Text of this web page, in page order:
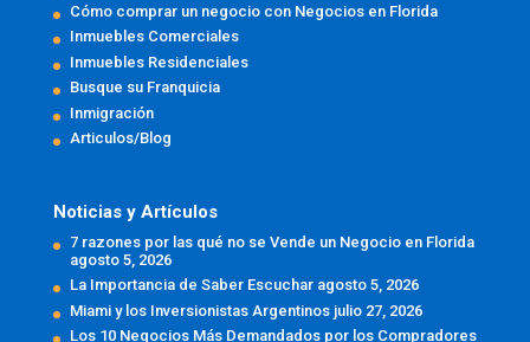
Cómo comprar un negocio con Negocios en Florida
Inmuebles Comerciales
Inmuebles Residenciales
Busque su Franquicia
Inmigración
Articulos/Blog
Noticias y Artículos
7 razones por las qué no se Vende un Negocio en Florida
agosto 5, 2026
La Importancia de Saber Escuchar agosto 5, 2026
Miami y los Inversionistas Argentinos julio 27, 2026
Los 10 Negocios Más Demandados por los Compradores